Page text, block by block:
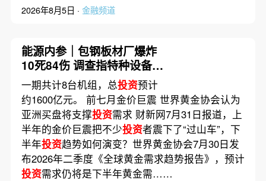
2026年8月5日 · 金融频道
能源内参｜包钢板材厂爆炸
10死84伤 调查指特种设备安
全层层失守；国家电网原董
事长辛保安被调查
一期共计8台机组，总投资预计
约1600亿元。 前七月金价巨震 世界黄金协会认为
亚洲买盘将支撑投资需求 财新网7月31日报道，上
半年的金价巨震把不少投资者震下了“过山车”，下
半年投资趋势如何演变？世界黄金协会7月30日发
布2026年二季度《全球黄金需求趋势报告》，预计
投资需求仍将是下半年黄金需……